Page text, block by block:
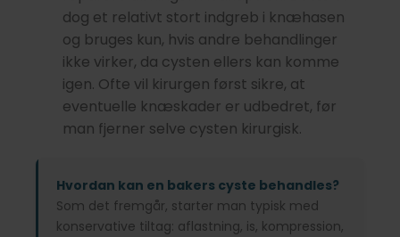
dog et relativt stort indgreb i knæhasen
og bruges kun, hvis andre behandlinger
ikke virker, da cysten ellers kan komme
igen. Ofte vil kirurgen først sikre, at
eventuelle knæskader er udbedret, før
man fjerner selve cysten kirurgisk.
Hvordan kan en bakers cyste behandles?
Som det fremgår, starter man typisk med
konservative tiltag: aflastning, is, kompression,